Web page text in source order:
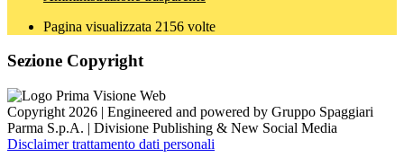
Pagina visualizzata 2156 volte
Sezione Copyright
Copyright 2026 | Engineered and powered by Gruppo Spaggiari
Parma S.p.A. | Divisione Publishing & New Social Media
Disclaimer trattamento dati personali